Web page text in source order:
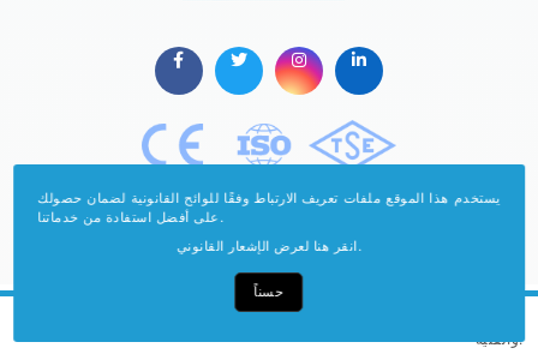
حقوق النشر محمية بموجب قانون الأعمال الفكرية
والفنية.
يستخدم هذا الموقع ملفات تعريف الارتباط وفقًا للوائح القانونية لضمان حصولك
على أفضل استفادة من خدماتنا.
انقر هنا لعرض الإشعار القانوني.
حسناً